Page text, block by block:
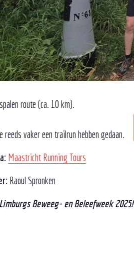
route (ca. 10 km).
reeds vaker een trailrun hebben gedaan.
Maastricht Running Tours
Raoul Spronken
Beweeg- en Beleefweek 2025!